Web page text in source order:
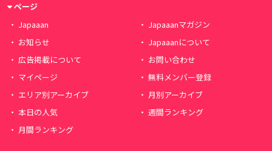
ページ
Japaaan
Japaaanマガジン
お知らせ
Japaaanについて
広告掲載について
お問い合わせ
マイページ
無料メンバー登録
エリア別アーカイブ
月別アーカイブ
本日の人気
週間ランキング
月間ランキング